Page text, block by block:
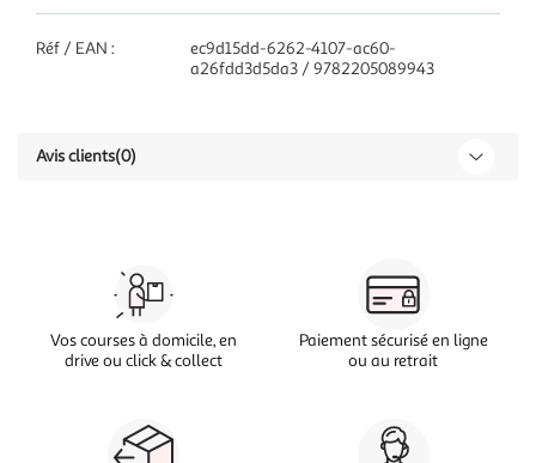
Réf / EAN :
ec9d15dd-6262-4107-ac60-
a26fdd3d5da3 / 9782205089943
Avis clients(0)
Vos courses à domicile, en
drive ou click & collect
Paiement sécurisé en ligne
ou au retrait